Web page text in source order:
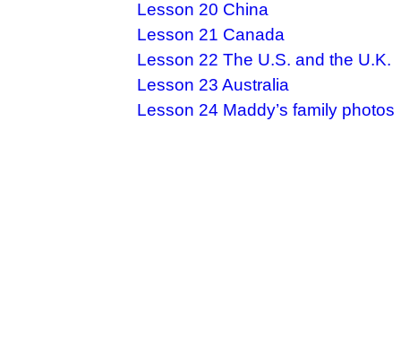
Lesson 20 China
Lesson 21 Canada
Lesson 22 The U.S. and the U.K.
Lesson 23 Australia
Lesson 24 Maddy’s family photos